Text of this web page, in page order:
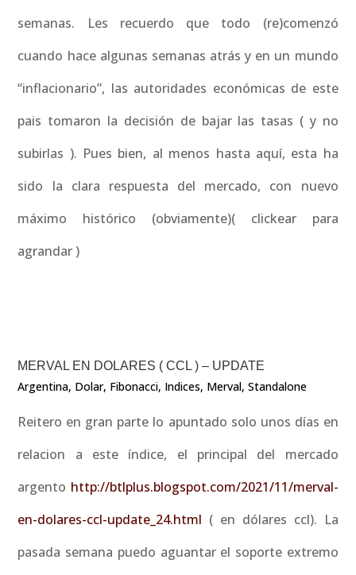
semanas. Les recuerdo que todo (re)comenzó
cuando hace algunas semanas atrás y en un mundo
“inflacionario”, las autoridades económicas de este
pais tomaron la decisión de bajar las tasas ( y no
subirlas ). Pues bien, al menos hasta aquí, esta ha
sido la clara respuesta del mercado, con nuevo
máximo histórico (obviamente)( clickear para
agrandar )
MERVAL EN DOLARES ( CCL ) – UPDATE
Argentina, Dolar, Fibonacci, Indices, Merval,Standalone
Reitero en gran parte lo apuntado solo unos días en
relacion a este índice, el principal del mercado
argento http://btlplus.blogspot.com/2021/11/merval-
en-dolares-ccl-update_24.html ( en dólares ccl). La
pasada semana puedo aguantar el soporte extremo